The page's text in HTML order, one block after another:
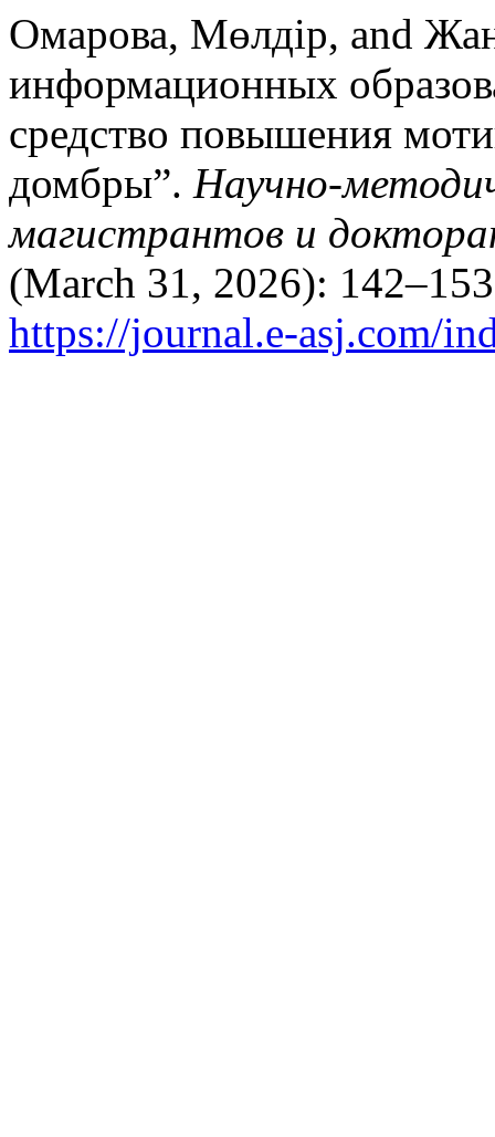
Омарова, Мөлдір, and
информационных
средство повышения
домбры”. Научно-
магистрантов и
(March 31, 2026):
https://journal.e-asj.com/